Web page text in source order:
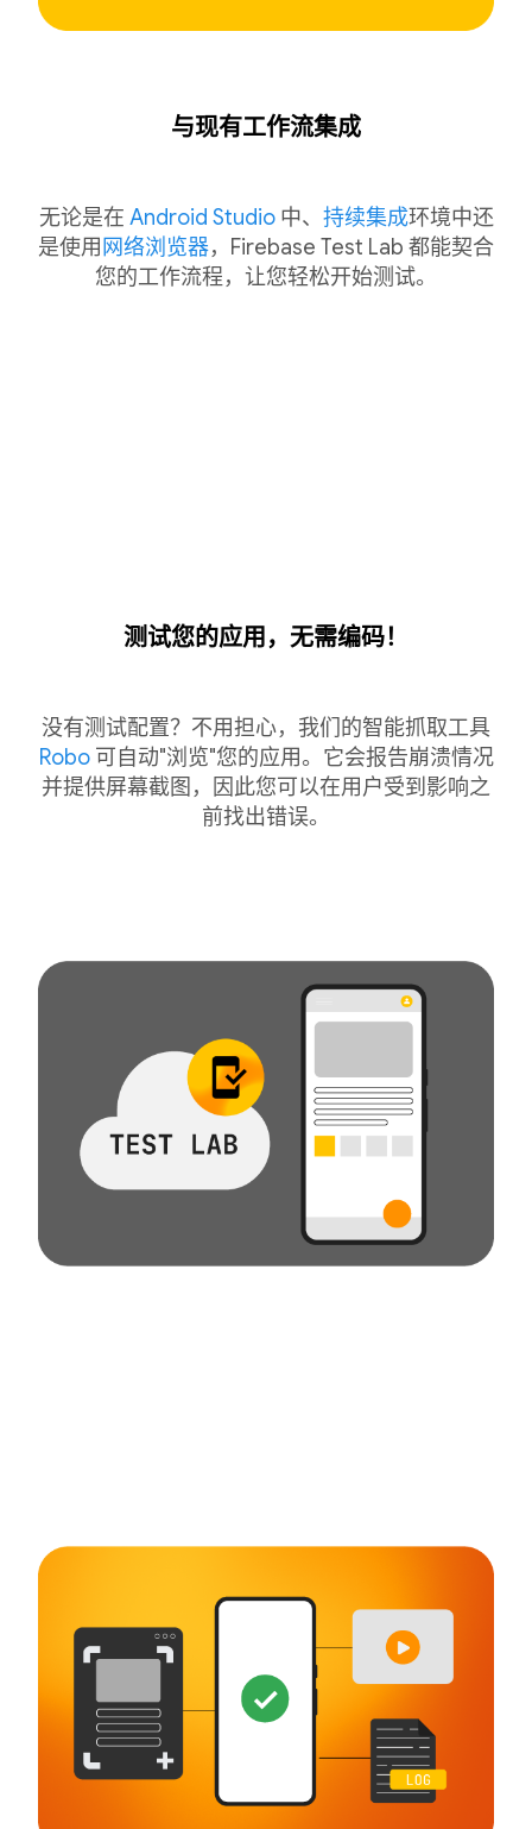
与现有工作流集成
无论是在 Android Studio中、 持续集成环境中还
是使用 网络浏览器，Firebase Test Lab 都能契合
您的工作流程，让您轻松开始测试。
测试您的应用，无需编码！
没有测试配置？不用担心，我们的智能抓取工具
Robo可自动"浏览"您的应用。它会报告崩溃情况
并提供屏幕截图，因此您可以在用户受到影响之
前找出错误。